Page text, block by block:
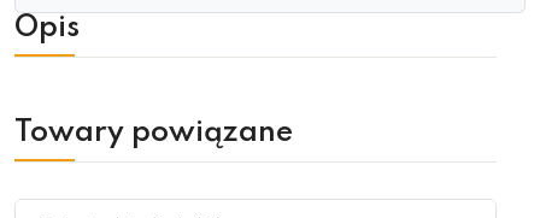
Opis
Towary powiązane